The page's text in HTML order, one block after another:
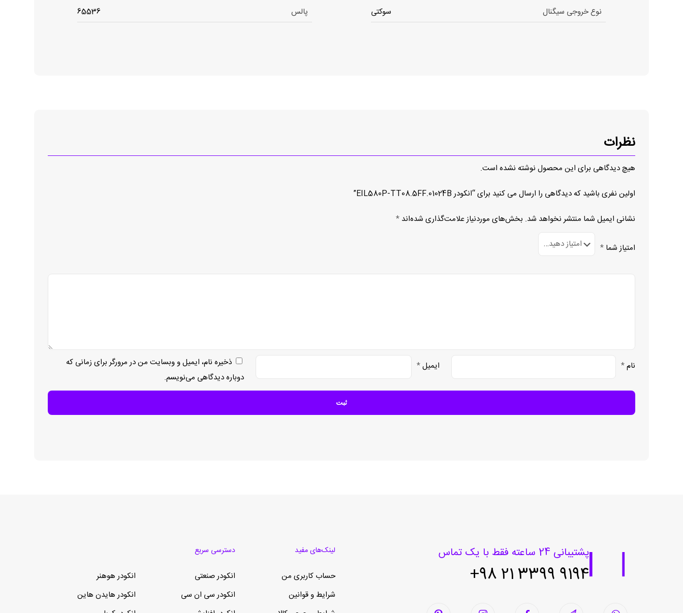
نوع خروجی سیگنال سوکتی پالس 65536
نظرات
هیچ دیدگاهی برای این محصول نوشته نشده است.
اولین نفری باشید که دیدگاهی را ارسال می کنید برای “انکودر EIL580P-TT08.5FF.01024B”
نشانی ایمیل شما منتشر نخواهد شد. بخش‌های موردنیاز علامت‌گذاری شده‌اند *
امتیاز شما *
نام* ایمیل*
ذخیره نام، ایمیل و وبسایت من در مرورگر برای زمانی که
دوباره دیدگاهی می‌نویسم.
پشتیبانی 24 ساعته فقط با یک تماس
9194 3399 21 98+
لینک‌های مفید
حساب کاربری من
شرایط و قوانین
دسترسی سریع
انکودر صنعتی
انکودر سی ان سی
انکودر هوهنر
انکودر هایدن هاین